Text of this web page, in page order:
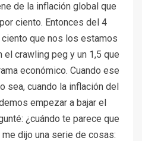
de la inflación global que
ciento. Entonces del 4
ciento que nos los estamos
crawling peg y un 1,5 que
económico. Cuando ese
sea, cuando la inflación del
empezar a bajar el
¿cuándo te parece que
dijo una serie de cosas: